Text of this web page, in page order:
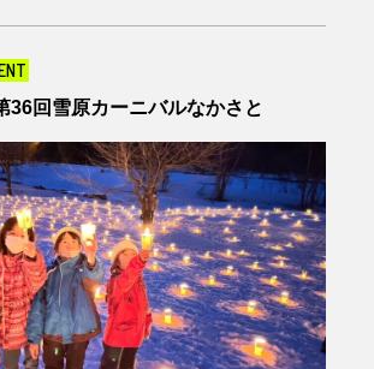
36回雪原カーニバルなかさと